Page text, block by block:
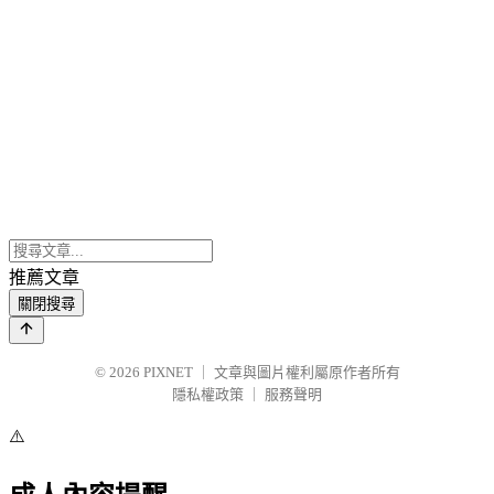
推薦文章
關閉搜尋
© 2026 PIXNET
文章與圖片權利屬原作者所有
隱私權政策
服務聲明
⚠️